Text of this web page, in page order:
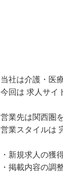
当社は介護・医
今回は 求人サイ
営業先は関西圏
営業スタイルは
・新規求人の獲
・掲載内容の調